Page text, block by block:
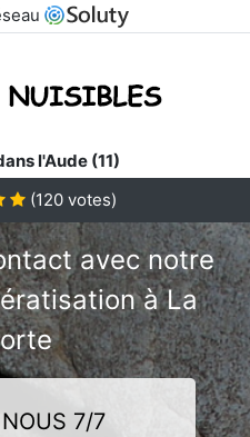
l'Aude (11)
(120 votes)
avec notre
à La
7/7